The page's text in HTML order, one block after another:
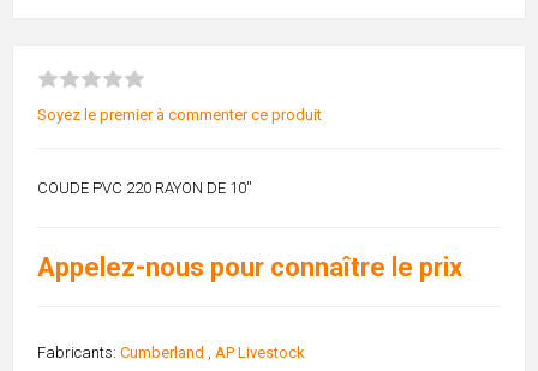
Soyez le premier à commenter ce produit
COUDE PVC 220 RAYON DE 10''
Appelez-nous pour connaître le prix
Fabricants: Cumberland , AP Livestock